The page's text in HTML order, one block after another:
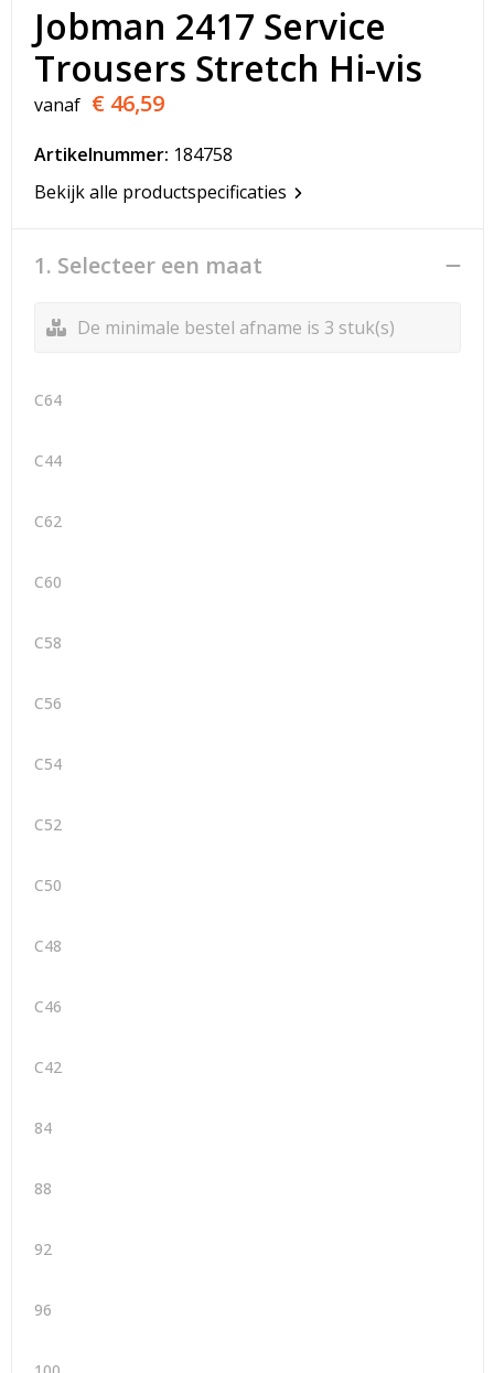
T-Shirts
Veiligheidsvesten en Veiligheidshesjes
Vesten
Jobman 2417 Service
Trousers Stretch Hi-vis
vanaf € 46,59
Artikelnummer: 184758
Bekijk alle productspecificaties
1. Selecteer een maat
De minimale bestel afname is 3 stuk(s)
C64
C44
C62
C60
C58
C56
C54
C52
C50
C48
C46
C42
84
88
92
96